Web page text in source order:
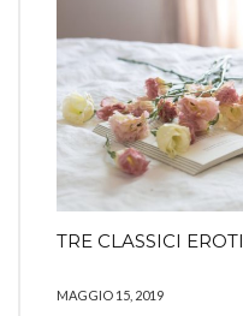
TRE CLASSICI
MAGGIO 15, 2019